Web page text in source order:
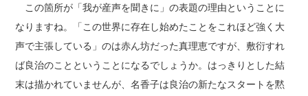
この箇所が「我が産声を聞きに」の表題の理由ということに
なりますね。「この世界に存在し始めたことをこれほど強く大
声で主張している」のは赤ん坊だった真理恵ですが、敷衍すれ
ば良治のことということになるでしょうか。はっきりとした結
末は描かれていませんが、名香子は良治の新たなスタートを黙